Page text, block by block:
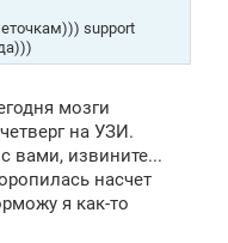
support
мозги
на УЗИ.
вами, извините...
насчет
я как-то